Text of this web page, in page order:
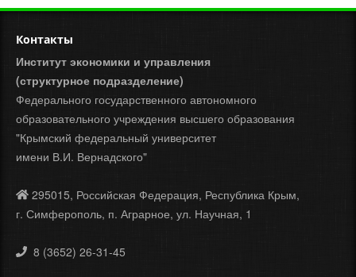
Контакты
Институт экономики и управления
(структурное подразделение)
Федерального государственного автономного
образовательного учреждения высшего образования
"Крымский федеральный университет
имени В.И. Вернадского"
295015, Российская Федерация, Республика Крым,
г. Симферополь, п. Аграрное, ул. Научная, 1
8 (3652) 26-31-45